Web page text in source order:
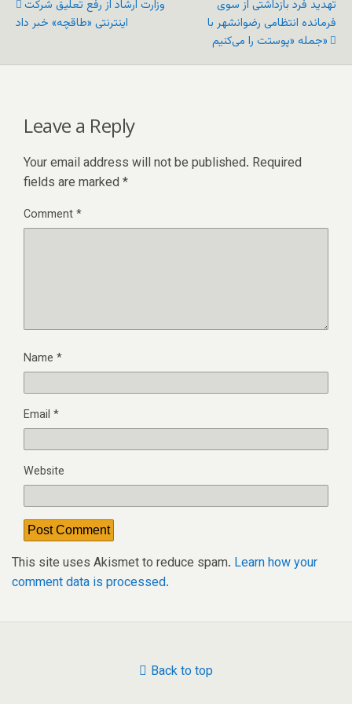
وزارت ارشاد از رفع تعلیق شرکت
اینترنتی «طاقچه» خبر داد
تهدید فرد بازداشتی از سوی
فرمانده انتظامی رضوانشهر با
جمله «پوستت را می‌کنیم»
Leave a Reply
Your email address will not be published. Required
fields are marked *
Comment*
Name *
Email *
Website
This site uses Akismet to reduce spam. Learn how your
comment data is processed.
Back to top